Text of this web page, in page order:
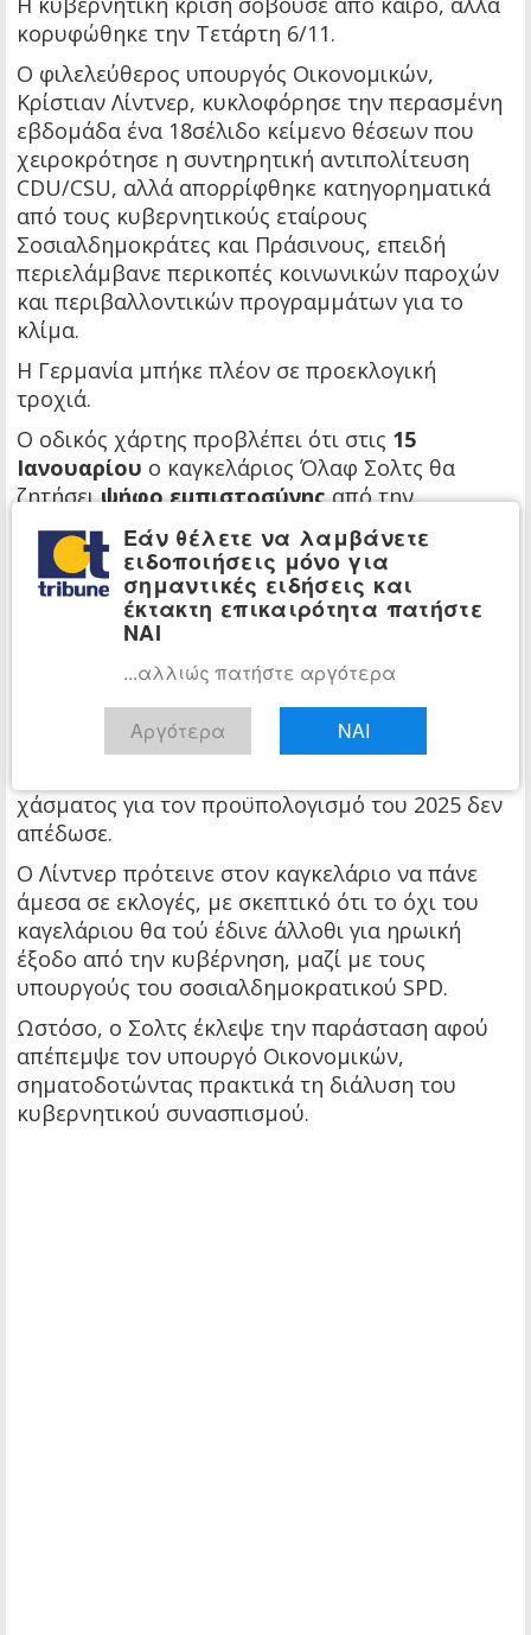
κορυφώθηκε την Τετάρτη 6/11.
Ο φιλελεύθερος υπουργός Οικονομικών,
Κρίστιαν Λίντνερ, κυκλοφόρησε την περασμένη
εβδομάδα ένα 18σέλιδο κείμενο θέσεων που
χειροκρότησε η συντηρητική αντιπολίτευση
CDU/CSU, αλλά απορρίφθηκε κατηγορηματικά
από τους κυβερνητικούς εταίρους
Σοσιαλδημοκράτες και Πράσινους, επειδή
περιελάμβανε περικοπές κοινωνικών παροχών
και περιβαλλοντικών προγραμμάτων για το
κλίμα.
Η Γερμανία μπήκε πλέον σε προεκλογική
τροχιά.
Ο οδικός χάρτης προβλέπει ότι στις 15
Ιανουαρίου ο καγκελάριος Όλαφ Σολτς θα
ζητήσειψήφο εμπιστοσύνηςαπό την
Ομοσπονδιακή Βουλή.
Δεν θα τη λάβει και έτσι θα ανοίξει ο δρόμος για
τη διάλυση του Μπούντεσταγκ από τον πρόεδρο
της Δημοκρατίας και την προκήρυξη πρόωρων
εκλογών που θα διεξαχθούν μετά από 60 μέρες,
περί τα τέλη Μαρτίου, έξι μήνες πριν την
κανονική λήξη της θητείας το Σεπτέμβριο του
χάσματος για τον προϋπολογισμό του 2025 δεν
απέδωσε.
Ο Λίντνερ πρότεινε στον καγκελάριο να πάνε
άμεσα σε εκλογές, με σκεπτικό ότι το όχι του
καγελάριου θα τού έδινε άλλοθι για ηρωική
έξοδο από την κυβέρνηση, μαζί με τους
υπουργούς του σοσιαλδημοκρατικού SPD.
Ωστόσο, ο Σολτς έκλεψε την παράσταση αφού
απέπεμψε τον υπουργό Οικονομικών,
σηματοδοτώντας πρακτικά τη διάλυση του
κυβερνητικού συνασπισμού.
Εάν θέλετε να λαμβάνετε
ειδοποιήσεις μόνο για
σημαντικές ειδήσεις και
έκτακτη επικαιρότητα πατήστε
ΝΑΙ
...αλλιώς πατήστε αργότερα
Αργότερα ΝΑΙ